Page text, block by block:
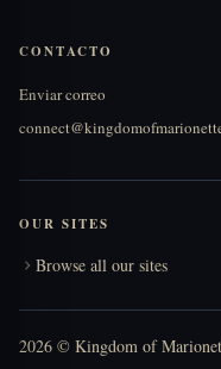
CONTACTO
Enviar correo
OUR SITES
Browse all our sites
2026 © Kingdom of